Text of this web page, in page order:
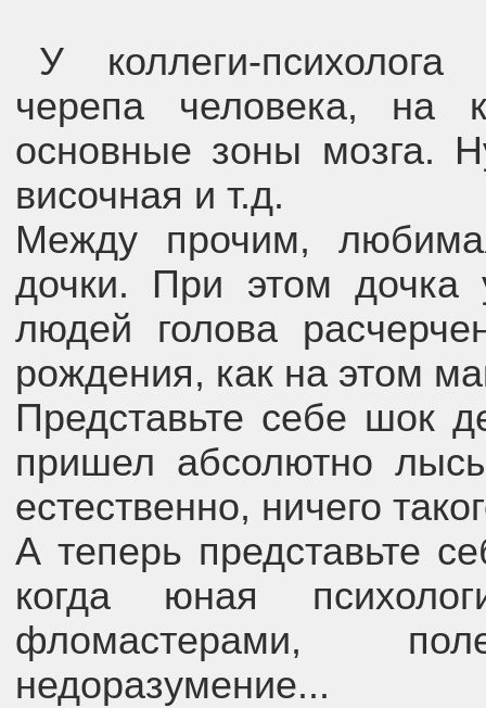
У коллеги-
черепа человека, на
основные зоны мозга.
височная и т.д.
Между прочим,
дочки. При этом дочка
людей голова
рождения, как на этом
Представьте себе шок
пришел абсолютно
естественно, ничего
А теперь представьте
когда юная
фломастерами,
недоразумение...